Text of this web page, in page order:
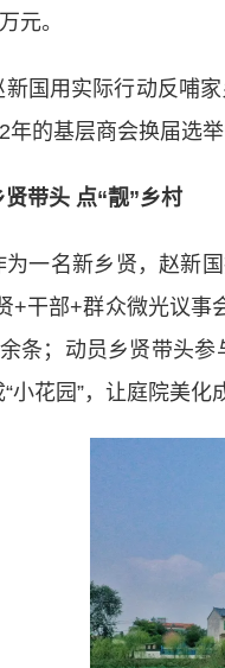
元。
用实际行动反哺家
年的基层商会换届选
贤带头 点“靓”乡村
名新乡贤，赵新国
+干部+群众微光议事
条；动员乡贤带头参
小花园”，让庭院美